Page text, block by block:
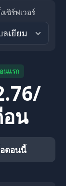
เซิร์ฟเวอร์
นแรก
อน
ตอนนี้